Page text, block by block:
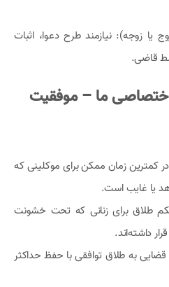
زوجه): نیازمند طرح دعوا، اثبات
قاضی.
ما – موفقیت
کمترین زمان ممکن برای موکلینی که
یا غایب است.
طلاق برای زنانی که تحت خشونت
داشته‌اند.
به طلاق توافقی با حفظ حداکثر